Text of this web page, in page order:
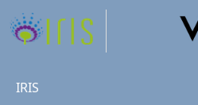
IRIS